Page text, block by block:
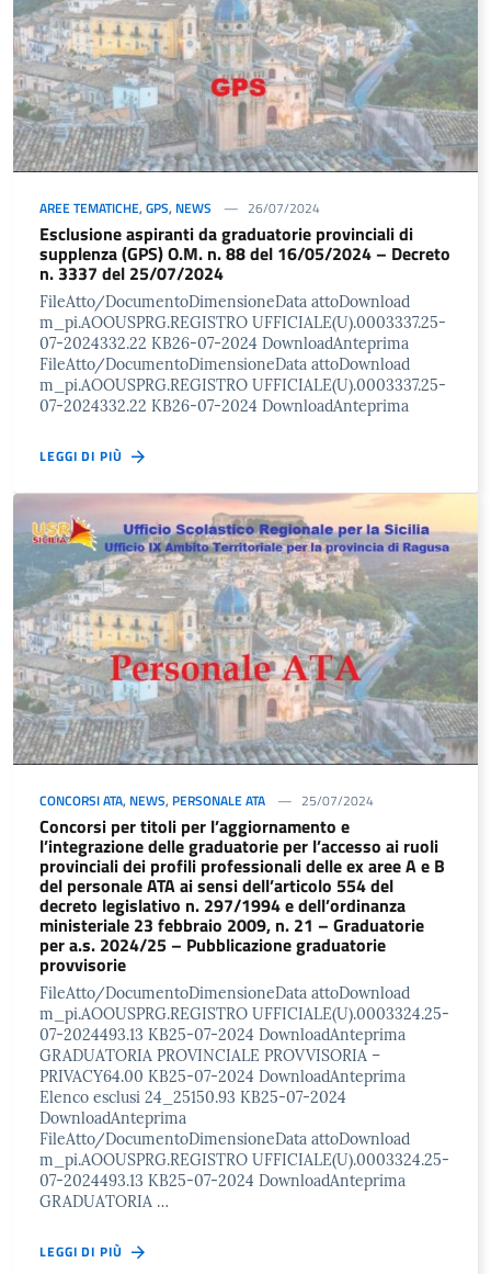
AREE TEMATICHE, GPS, NEWS 26/07/2024
Esclusione aspiranti da graduatorie provinciali di
supplenza (GPS) O.M. n. 88 del 16/05/2024 – Decreto
n. 3337 del 25/07/2024
FileAtto/DocumentoDimensioneData attoDownload
m_pi.AOOUSPRG.REGISTRO UFFICIALE(U).0003337.25-
07-2024332.22 KB26-07-2024 DownloadAnteprima
FileAtto/DocumentoDimensioneData attoDownload
m_pi.AOOUSPRG.REGISTRO UFFICIALE(U).0003337.25-
07-2024332.22 KB26-07-2024 DownloadAnteprima
LEGGI DI PIÙ
CONCORSI ATA, NEWS, PERSONALE ATA 25/07/2024
Concorsi per titoli per l’aggiornamento e
l’integrazione delle graduatorie per l’accesso ai ruoli
provinciali dei profili professionali delle ex aree A e B
del personale ATA ai sensi dell’articolo 554 del
decreto legislativo n. 297/1994 e dell’ordinanza
ministeriale 23 febbraio 2009, n. 21 – Graduatorie
per a.s. 2024/25 – Pubblicazione graduatorie
provvisorie
FileAtto/DocumentoDimensioneData attoDownload
m_pi.AOOUSPRG.REGISTRO UFFICIALE(U).0003324.25-
07-2024493.13 KB25-07-2024 DownloadAnteprima
GRADUATORIA PROVINCIALE PROVVISORIA –
PRIVACY64.00 KB25-07-2024 DownloadAnteprima
Elenco esclusi 24_25150.93 KB25-07-2024
DownloadAnteprima
FileAtto/DocumentoDimensioneData attoDownload
m_pi.AOOUSPRG.REGISTRO UFFICIALE(U).0003324.25-
07-2024493.13 KB25-07-2024 DownloadAnteprima
GRADUATORIA …
LEGGI DI PIÙ